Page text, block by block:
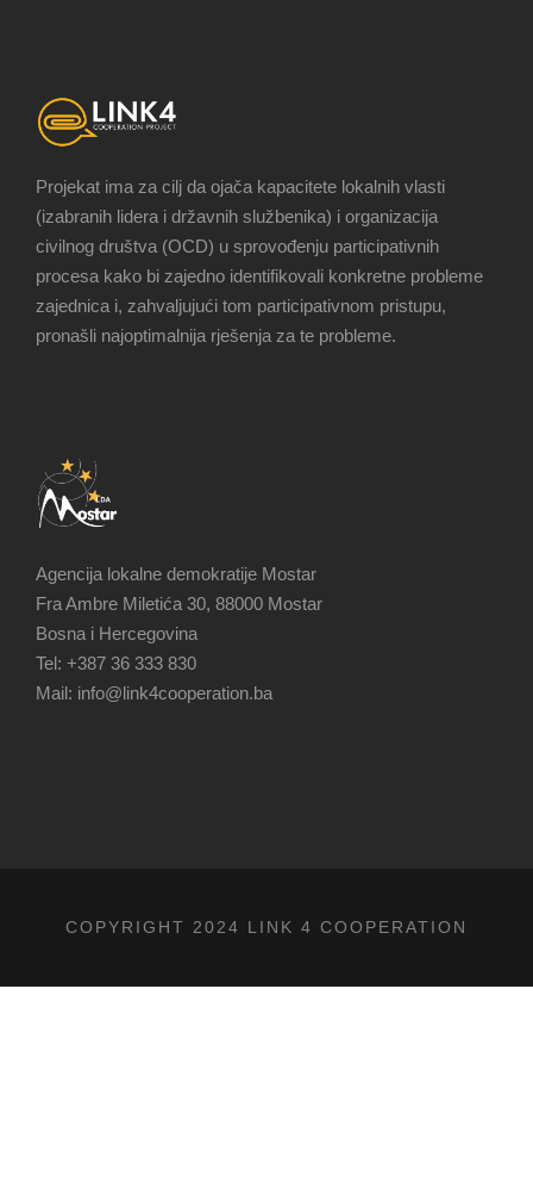
Projekat ima za cilj da ojača kapacitete lokalnih vlasti
(izabranih lidera i državnih službenika) i organizacija
civilnog društva (OCD) u sprovođenju participativnih
procesa kako bi zajedno identifikovali konkretne probleme
zajednica i, zahvaljujući tom participativnom pristupu,
pronašli najoptimalnija rješenja za te probleme.
Agencija lokalne demokratije Mostar
Fra Ambre Miletića 30, 88000 Mostar
Bosna i Hercegovina
Tel: +387 36 333 830
Mail: info@link4cooperation.ba
COPYRIGHT 2024 LINK 4 COOPERATION